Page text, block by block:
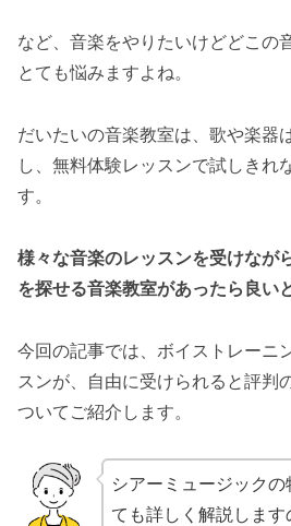
など、音楽をやりたいけどどこの
とても悩みますよね。
だいたいの音楽教室は、歌や楽器
し、無料体験レッスンで試しきれ
す。
様々な音楽のレッスンを受けなが
を探せる音楽教室があったら良い
今回の記事では、ボイストレーニ
スンが、自由に受けられると評判
ついてご紹介します。
シアーミュージック
ても詳しく解説しま